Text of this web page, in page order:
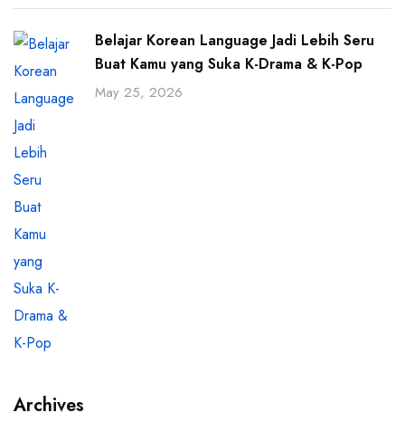
Belajar Korean Language Jadi Lebih Seru
Buat Kamu yang Suka K-Drama & K-Pop
May 25, 2026
Archives